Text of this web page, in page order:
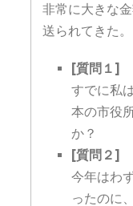
非常に大きな
送られてきた。
[質問１]
すでに私
本の市役
か？
[質問２]
今年はわ
ったのに